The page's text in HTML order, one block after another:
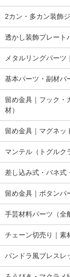
2カン・多カン装飾
透かし装飾プレート
メタルリングパーツ
基本パーツ・副材パ
留め金具｜フック・
材）
留め金具｜マグネッ
マンテル（トグルク
差し込み式・バネ式
留め金具｜ボタンパ
手芸材料パーツ（全
チェーン切売り｜素
パンドラ風ブレスレ